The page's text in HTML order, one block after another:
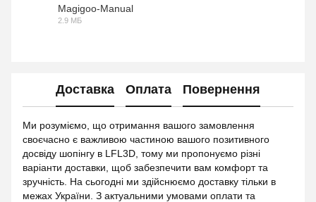
Magigoo-Manual
2.9 МБ
Доставка Оплата Повернення
Ми розуміємо, що отримання вашого замовлення
своєчасно є важливою частиною вашого позитивного
досвіду шопінгу в LFL3D, тому ми пропонуємо різні
варіанти доставки, щоб забезпечити вам комфорт та
зручність. На сьогодні ми здійснюємо доставку тільки в
межах України. З актуальними умовами оплати та